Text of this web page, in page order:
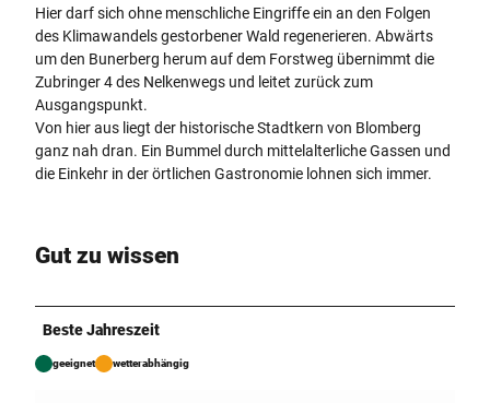
Hier darf sich ohne menschliche Eingriffe ein an den Folgen
des Klimawandels gestorbener Wald regenerieren. Abwärts
um den Bunerberg herum auf dem Forstweg übernimmt die
Zubringer 4 des Nelkenwegs und leitet zurück zum
Ausgangspunkt.
Von hier aus liegt der historische Stadtkern von Blomberg
ganz nah dran. Ein Bummel durch mittelalterliche Gassen und
die Einkehr in der örtlichen Gastronomie lohnen sich immer.
Gut zu wissen
Beste Jahreszeit
geeignet wetterabhängig